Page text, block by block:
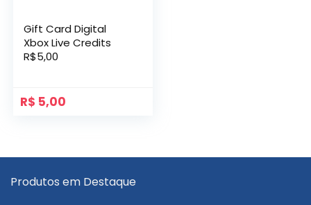
Gift Card Digital
Xbox Live Credits
R$5,00
R$ 5,00
Produtos em Destaque